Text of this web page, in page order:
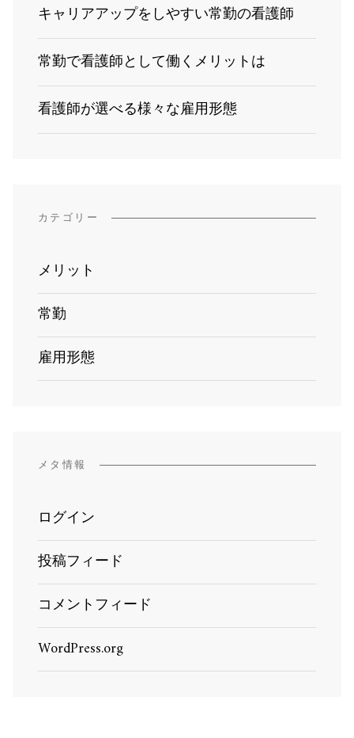
キャリアアップをしやすい常勤の看護師
常勤で看護師として働くメリットは
看護師が選べる様々な雇用形態
カテゴリー
メリット
常勤
雇用形態
メタ情報
ログイン
投稿フィード
コメントフィード
WordPress.org